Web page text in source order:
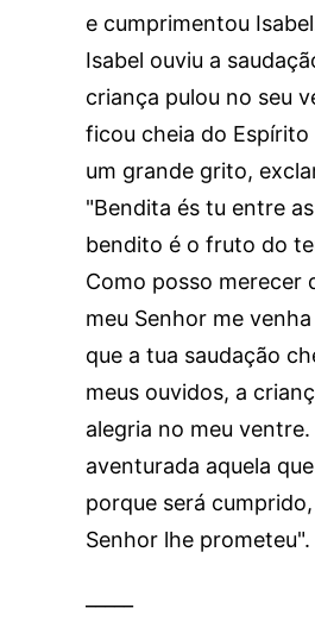
e cumprimentou
Isabel ouviu a
criança pulou no seu
ficou cheia do Espírito
um grande grito,
"Bendita és tu entre
bendito é o fruto do
Como posso merecer
meu Senhor me
que a tua saudação
meus ouvidos, a
alegria no meu
aventurada aquela
porque será
Senhor lhe prometeu".